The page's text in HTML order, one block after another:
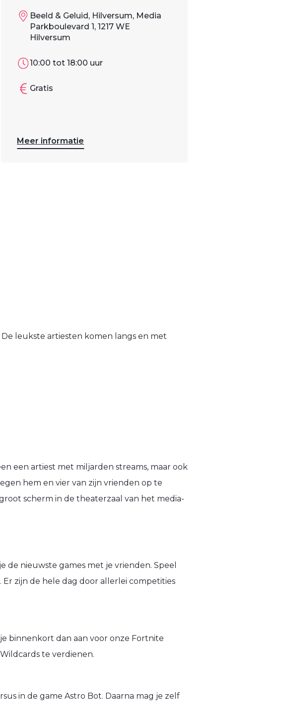
Beeld & Geluid, Hilversum, Media
Parkboulevard 1, 1217 WE
Hilversum
10:00 tot 18:00 uur
Gratis
Meer informatie
leukste artiesten komen langs en met
een artiest met miljarden streams, maar ook
hem en vier van zijn vrienden op te
scherm in de theaterzaal van het media-
de nieuwste games met je vrienden. Speel
Er zijn de hele dag door allerlei competities
binnenkort dan aan voor onze Fortnite
te verdienen.
in de game Astro Bot. Daarna mag je zelf